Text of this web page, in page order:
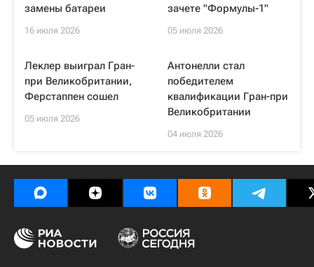
замены батареи
16 июля 2026
зачете "Формулы-1"
05 июля 2026
Леклер выиграл Гран-
при Великобритании,
Ферстаппен сошел
05 июля 2026
Антонелли стал
победителем
квалификации Гран-при
Великобритании
04 июля 2026